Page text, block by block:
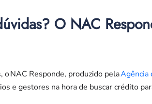
O NAC
o NAC Responde, produzido pelaAgência
e gestores na hora de buscar crédito